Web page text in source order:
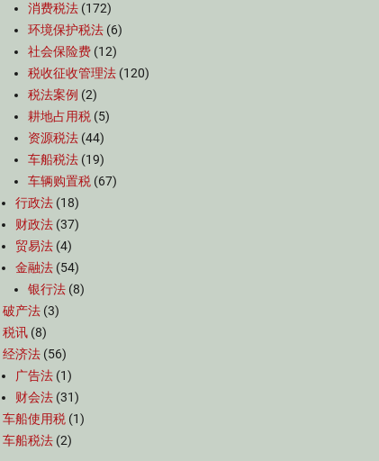
消费税法 (172)
环境保护税法 (6)
社会保险费 (12)
税收征收管理法 (120)
税法案例 (2)
耕地占用税 (5)
资源税法 (44)
车船税法 (19)
车辆购置税 (67)
行政法 (18)
财政法 (37)
贸易法 (4)
金融法 (54)
银行法 (8)
破产法 (3)
税讯 (8)
经济法 (56)
广告法 (1)
财会法 (31)
车船使用税 (1)
车船税法 (2)